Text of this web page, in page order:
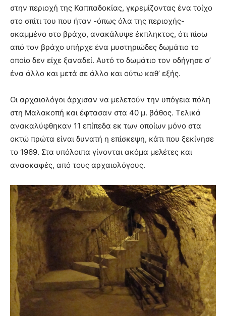
στην περιοχή της Καππαδοκίας, γκρεμίζοντας ένα τοίχο
στο σπίτι του που ήταν -όπως όλα της περιοχής-
σκαμμένο στο βράχο, ανακάλυψε έκπληκτος, ότι πίσω
από τον βράχο υπήρχε ένα μυστηριώδες δωμάτιο το
οποίο δεν είχε ξαναδεί. Αυτό το δωμάτιο τον οδήγησε σ’
ένα άλλο και μετά σε άλλο και ούτω καθ’ εξής.
Οι αρχαιολόγοι άρχισαν να μελετούν την υπόγεια πόλη
στη Μαλακοπή και έφτασαν στα 40 μ. βάθος. Τελικά
ανακαλύφθηκαν 11 επίπεδα εκ των οποίων μόνο στα
οκτώ πρώτα είναι δυνατή η επίσκεψη, κάτι που ξεκίνησε
το 1969. Στα υπόλοιπα γίνονται ακόμα μελέτες και
ανασκαφές, από τους αρχαιολόγους.